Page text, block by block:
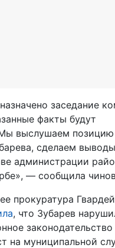
заседание
факты будут
выслушаем позицию
сделаем выводы
администрации
— сообщила
прокуратура
, что Зубарев
на муниципальной